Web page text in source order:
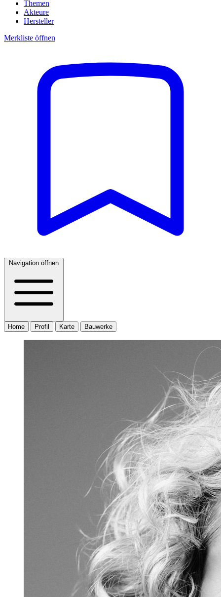
Themen
Akteure
Hersteller
Merkliste öffnen
Navigation öffnen
Home Profil Karte Bauwerke